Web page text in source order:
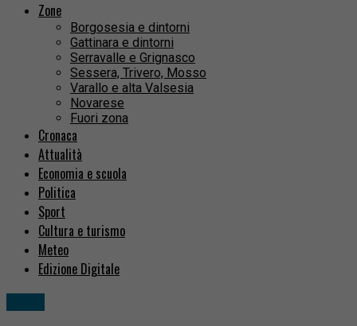
Zone
Borgosesia e dintorni
Gattinara e dintorni
Serravalle e Grignasco
Sessera, Trivero, Mosso
Varallo e alta Valsesia
Novarese
Fuori zona
Cronaca
Attualità
Economia e scuola
Politica
Sport
Cultura e turismo
Meteo
Edizione Digitale